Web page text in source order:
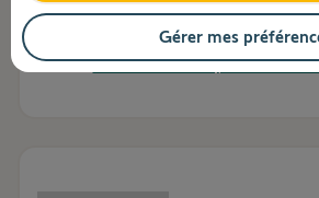
Connectez-vous pour afficher
Gérer mes